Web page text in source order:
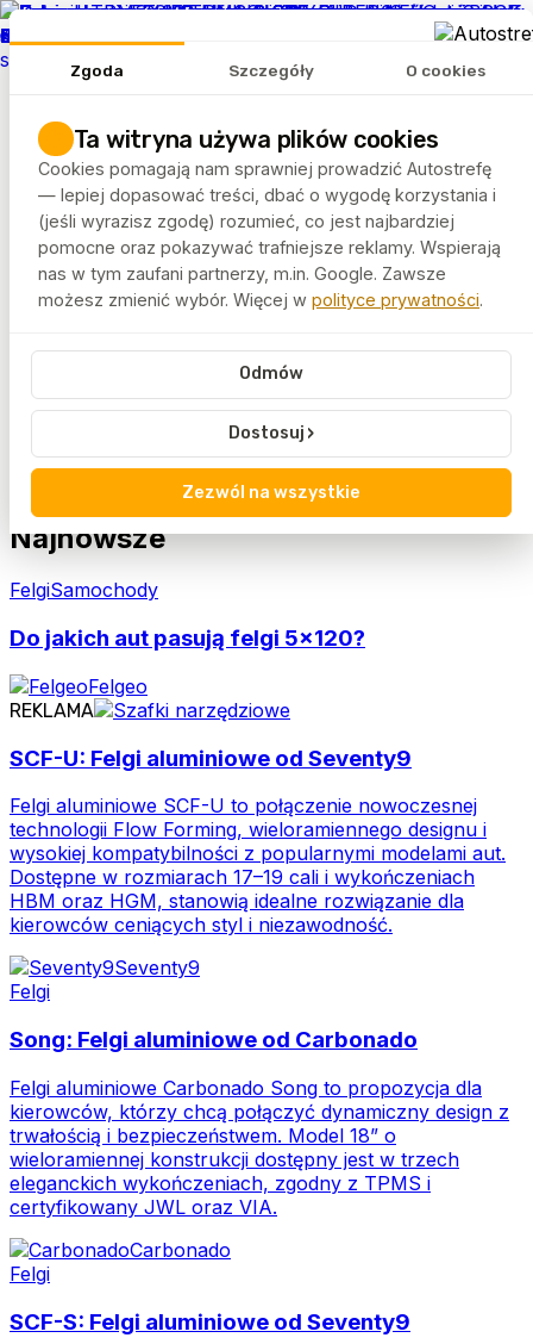
Zgoda Szczegóły O cookies
Ta witryna używa plików cookies
Cookies pomagają nam sprawniej prowadzić Autostrefę
— lepiej dopasować treści, dbać o wygodę korzystania i
(jeśli wyrazisz zgodę) rozumieć, co jest najbardziej
pomocne oraz pokazywać trafniejsze reklamy. Wspierają
nas w tym zaufani partnerzy, m.in. Google. Zawsze
możesz zmienić wybór. Więcej w polityce prywatności.
Odmów
Dostosuj ›
Zezwól na wszystkie
REKLAMA
Artykuły
Rankingi
FELGEO.PL
Autostrefa Tagi Volkswagen
Volkswagen to jedna z najpopularniejszych marek w
Europie. Artykuły oznaczone tym tagiem omawiają
technologię i użytkowanie samochodów VW.
Treści skierowane są do szerokiego grona kierowców.
Najnowsze
FelgiSamochody
Do jakich aut pasują felgi 5x120?
Felgeo
REKLAMA
SCF-U: Felgi aluminiowe od Seventy9
Felgi aluminiowe SCF-U to połączenie nowoczesnej
technologii Flow Forming, wieloramiennego designu i
wysokiej kompatybilności z popularnymi modelami aut.
Dostępne w rozmiarach 17–19 cali i wykończeniach
HBM oraz HGM, stanowią idealne rozwiązanie dla
kierowców ceniących styl i niezawodność.
Seventy9
Felgi
Song: Felgi aluminiowe od Carbonado
Felgi aluminiowe Carbonado Song to propozycja dla
kierowców, którzy chcą połączyć dynamiczny design z
trwałością i bezpieczeństwem. Model 18” o
wieloramiennej konstrukcji dostępny jest w trzech
eleganckich wykończeniach, zgodny z TPMS i
certyfikowany JWL oraz VIA.
Carbonado
Felgi
SCF-S: Felgi aluminiowe od Seventy9